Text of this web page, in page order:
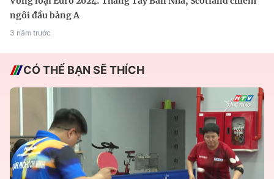
ngôi đầu bảng A
3 năm trước
CÓ THỂ BẠN SẼ THÍCH